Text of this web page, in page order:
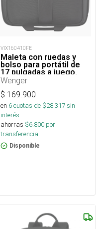
VIX160410FE
Maleta con ruedas y
bolso para portátil de
17 pulgadas a juego.
Wenger
$ 169.900
en 6cuotas de $28.317sin
interés
ahorras $6.800 por
transferencia.
Disponible